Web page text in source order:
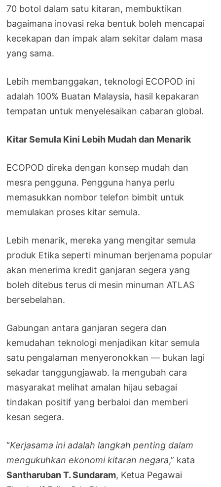
70 botol dalam satu kitaran, membuktikan
bagaimana inovasi reka bentuk boleh mencapai
kecekapan dan impak alam sekitar dalam masa
yang sama.
Lebih membanggakan, teknologi ECOPOD ini
adalah 100% Buatan Malaysia, hasil kepakaran
tempatan untuk menyelesaikan cabaran global.
Kitar Semula Kini Lebih Mudah dan Menarik
ECOPOD direka dengan konsep mudah dan
mesra pengguna. Pengguna hanya perlu
memasukkan nombor telefon bimbit untuk
memulakan proses kitar semula.
Lebih menarik, mereka yang mengitar semula
produk Etika seperti minuman berjenama popular
akan menerima kredit ganjaran segera yang
boleh ditebus terus di mesin minuman ATLAS
bersebelahan.
Gabungan antara ganjaran segera dan
kemudahan teknologi menjadikan kitar semula
satu pengalaman menyeronokkan — bukan lagi
sekadar tanggungjawab. Ia mengubah cara
masyarakat melihat amalan hijau sebagai
tindakan positif yang berbaloi dan memberi
kesan segera.
“Kerjasama ini adalah langkah penting dalam
mengukuhkan ekonomi kitaran negara,” kata
Santharuban T. Sundaram, Ketua Pegawai